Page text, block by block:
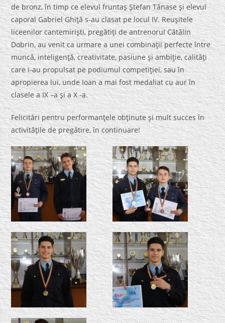
de bronz, în timp ce elevul fruntaş Ştefan Tănase şi elevul
caporal Gabriel Ghiţă s-au clasat pe locul IV. Reuşitele
liceenilor cantemirişti, pregătiţi de antrenorul Cătălin
Dobrin, au venit ca urmare a unei combinaţii perfecte între
muncă, inteligenţă, creativitate, pasiune şi ambiţie, calităţi
care i-au propulsat pe podiumul competiţiei, sau în
apropierea lui, unde Ioan a mai fost medaliat cu aur în
clasele a IX –a şi a X -a.
Felicitări pentru performanţele obţinute şi mult succes în
activităţile de pregătire, în continuare!